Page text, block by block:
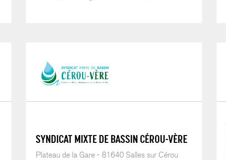
SYNDICAT MIXTE DE BASSIN CÉROU-VÈRE
Plateau de la Gare - 81640 Salles sur Cérou